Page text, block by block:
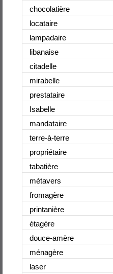
chocolatière
locataire
lampadaire
libanaise
citadelle
mirabelle
prestataire
Isabelle
mandataire
terre-à-terre
propriétaire
tabatière
métavers
fromagère
printanière
étagère
douce-amère
ménagère
laser